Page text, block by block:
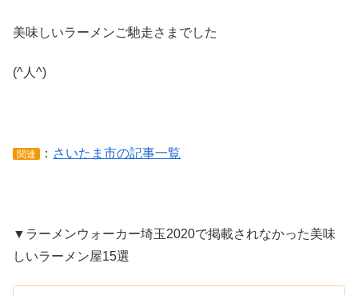
美味しいラーメンご馳走さまでした
(^人^)
関連 ： さいたま市の記事一覧
▼ラーメンウォーカー埼玉2020で掲載されなかった美味
しいラーメン屋15選